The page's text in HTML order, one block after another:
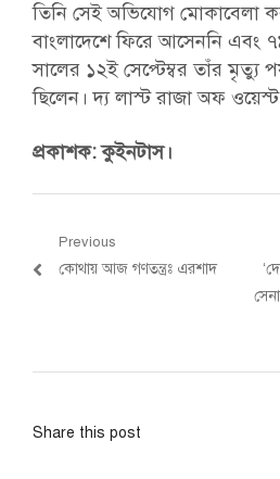
তিনি সেই অভিযোগ মোকাবেলা
বাংলাদেশে ফিরে আসেননি এবং
সালের ১২ই সেপ্টেম্বর তাঁর মৃত্যু
ছিলেন। দ্য লাস্ট রাজা অফ ওয়েস্ট
প্রকাশক: কুইনটাস।
Post
navigation
Previous
Previous
কোথায় আজ গণতন্ত্রঃ এরশাদ
Share this post